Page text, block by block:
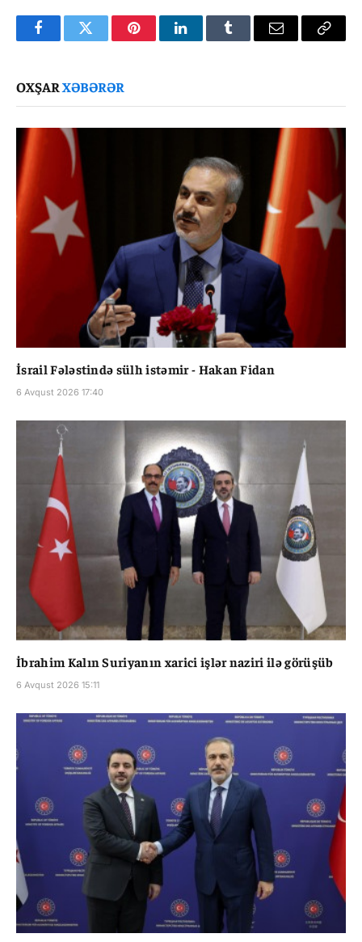
FacebookTwitter PinterestLinkedInTumblr Email
Copy
OXŞARXƏBƏRƏR
İsrail Fələstində sülh istəmir - Hakan Fidan
6 Avqust 2026 17:40
İbrahim Kalın Suriyanın xarici işlər naziri ilə görüşüb
6 Avqust 2026 15:11